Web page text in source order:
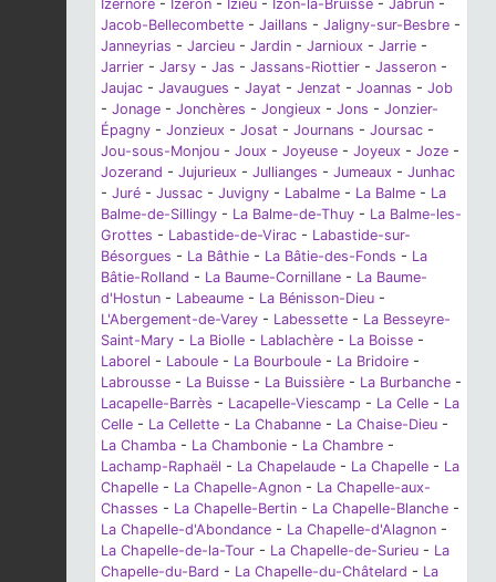
Izernore - Izeron - Izieu - Izon-la-Bruisse - Jabrun -
Jacob-Bellecombette - Jaillans - Jaligny-sur-Besbre -
Janneyrias - Jarcieu - Jardin - Jarnioux - Jarrie -
Jarrier - Jarsy - Jas - Jassans-Riottier - Jasseron -
Jaujac - Javaugues - Jayat - Jenzat - Joannas - Job
- Jonage - Jonchères - Jongieux - Jons - Jonzier-
Épagny - Jonzieux - Josat - Journans - Joursac -
Jou-sous-Monjou - Joux - Joyeuse - Joyeux - Joze -
Jozerand - Jujurieux - Jullianges - Jumeaux - Junhac
- Juré - Jussac - Juvigny - Labalme - La Balme - La
Balme-de-Sillingy - La Balme-de-Thuy - La Balme-les-
Grottes - Labastide-de-Virac - Labastide-sur-
Bésorgues - La Bâthie - La Bâtie-des-Fonds - La
Bâtie-Rolland - La Baume-Cornillane - La Baume-
d'Hostun - Labeaume - La Bénisson-Dieu -
L'Abergement-de-Varey - Labessette - La Besseyre-
Saint-Mary - La Biolle - Lablachère - La Boisse -
Laborel - Laboule - La Bourboule - La Bridoire -
Labrousse - La Buisse - La Buissière - La Burbanche -
Lacapelle-Barrès - Lacapelle-Viescamp - La Celle - La
Celle - La Cellette - La Chabanne - La Chaise-Dieu -
La Chamba - La Chambonie - La Chambre -
Lachamp-Raphaël - La Chapelaude - La Chapelle - La
Chapelle - La Chapelle-Agnon - La Chapelle-aux-
Chasses - La Chapelle-Bertin - La Chapelle-Blanche -
La Chapelle-d'Abondance - La Chapelle-d'Alagnon -
La Chapelle-de-la-Tour - La Chapelle-de-Surieu - La
Chapelle-du-Bard - La Chapelle-du-Châtelard - La